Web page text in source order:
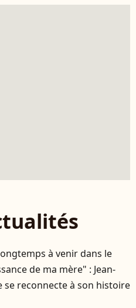
à venir dans le
de ma mère" : Jean-
se reconnecte à son histoire